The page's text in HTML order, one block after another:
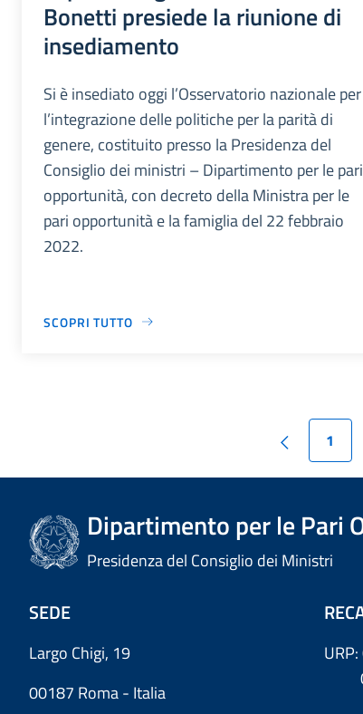
Bonetti presiede la riunione di
insediamento
Si è insediato oggi l’Osservatorio nazionale per
l’integrazione delle politiche per la parità di
genere, costituito presso la Presidenza del
Consiglio dei ministri – Dipartimento per le pari
opportunità, con decreto della Ministra per le
pari opportunità e la famiglia del 22 febbraio
2022.
SCOPRI TUTTO
1
Dipartimento per le Pari
Presidenza del Consiglio dei Ministri
SEDE
Largo Chigi, 19
00187 Roma - Italia
06